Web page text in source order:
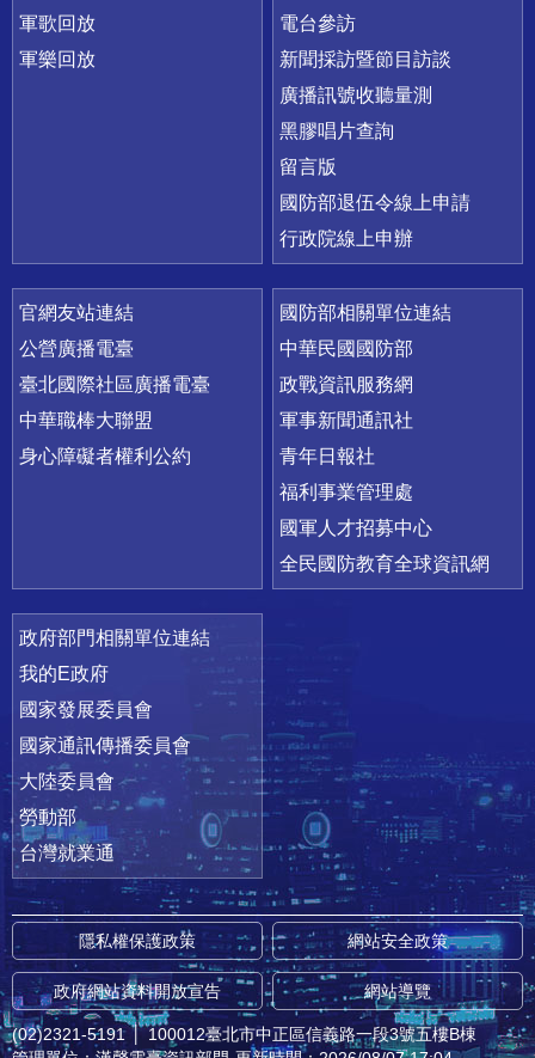
軍歌回放
軍樂回放
電台參訪
新聞採訪暨節目訪談
廣播訊號收聽量測
黑膠唱片查詢
留言版
國防部退伍令線上申請
行政院線上申辦
官網友站連結
公營廣播電臺
臺北國際社區廣播電臺
中華職棒大聯盟
身心障礙者權利公約
國防部相關單位連結
中華民國國防部
政戰資訊服務網
軍事新聞通訊社
青年日報社
福利事業管理處
國軍人才招募中心
全民國防教育全球資訊網
政府部門相關單位連結
我的E政府
國家發展委員會
國家通訊傳播委員會
大陸委員會
勞動部
台灣就業通
隱私權保護政策 網站安全政策
政府網站資料開放宣告 網站導覽
(02)2321-5191 │ 100012臺北市中正區信義路一段3號五樓B棟